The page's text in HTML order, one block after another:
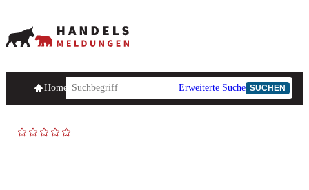
HomepageHandelsmeldungen Ad-Hoc-Meldungen
Erweiterte Suche SUCHEN